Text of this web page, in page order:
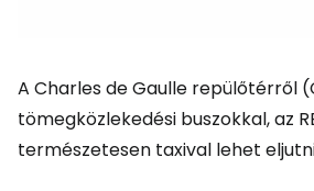
A Charles de Gaulle repülőtérről
tömegközlekedési buszokkal, az
természetesen taxival lehet